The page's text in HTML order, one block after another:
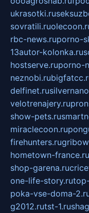
ukrasotki.ru
sovratili.ru
rbc-news.ruporno-
13autor-kolonka.ru
hostserve.ruporno-
neznobi.ru
delfinet.ru
velotrenajery.ru
show-pets.ru
miraclecoon.ru
firehunters.ru
hometown-france.ru
shop-garena.ru
one-life-story.ru
poka-vse-doma-
g2012.rutst-1.ru